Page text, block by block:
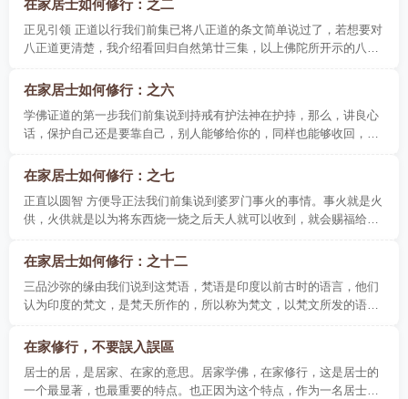
在家居士如何修行：之二
正见引领 正道以行我们前集已将八正道的条文简单说过了，若想要对
八正道更清楚，我介绍看回归自然第廿三集，以上佛陀所开示的八条
在家居士如何修行：之六
学佛证道的第一步我们前集说到持戒有护法神在护持，那么，讲良心
话，保护自己还是要靠自己，别人能够给你的，同样也能够收回，往
在家居士如何修行：之七
正直以圆智 方便导正法我们前集说到婆罗门事火的事情。事火就是火
供，火供就是以为将东西烧一烧之后天人就可以收到，就会赐福给我
在家居士如何修行：之十二
三品沙弥的缘由我们说到这梵语，梵语是印度以前古时的语言，他们
认为印度的梵文，是梵天所作的，所以称为梵文，以梵文所发的语
在家修行，不要誤入誤區
居士的居，是居家、在家的意思。居家学佛，在家修行，这是居士的
一个最显著，也最重要的特点。也正因为这个特点，作为一名居士，